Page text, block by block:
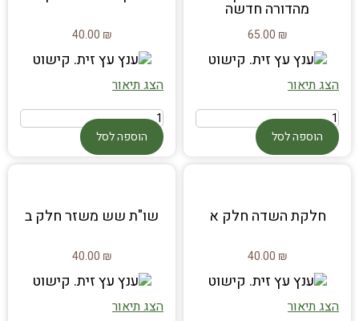
מהדורה חדשה
₪
הצג תיאור
הוספה לסל
₪
הצג תיאור
הוספה לסל
חלקת השדה חלק א
₪
הצג תיאור
שו"ת שש משזר חלק ב
₪
הצג תיאור